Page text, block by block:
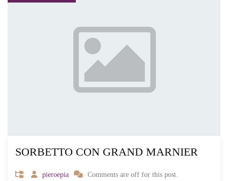
SORBETTO CON GRAND MARNIER
pieroepia Comments are off for this post.